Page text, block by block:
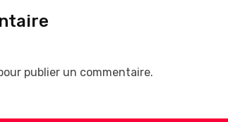
publier un commentaire.